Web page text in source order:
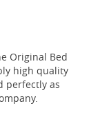
Original Bed
high quality
perfectly as